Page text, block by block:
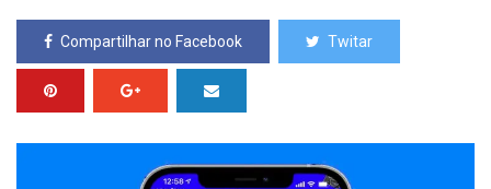
Compartilhar no Facebook Twitar